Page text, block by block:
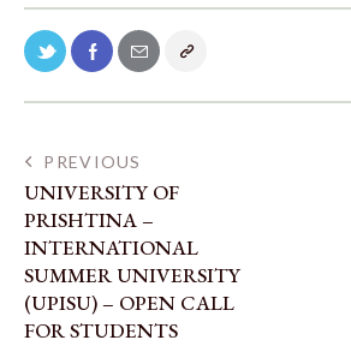
PREVIOUS
UNIVERSITY OF
PRISHTINA –
INTERNATIONAL
SUMMER UNIVERSITY
(UPISU) – OPEN CALL
FOR STUDENTS